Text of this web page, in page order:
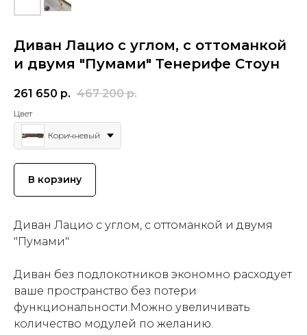
Диван Лацио с углом, с оттоманкой
и двумя "Пумами" Тенерифе Стоун
261 650 р. 467 200 р.
Цвет
Коричневый
В корзину
Диван Лацио с углом, с оттоманкой и двумя
"Пумами"
Диван без подлокотников экономно расходует
ваше пространство без потери
функциональности.Можно увеличивать
количество модулей по желанию.